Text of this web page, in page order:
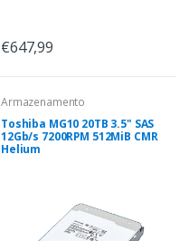
€647,99
Armazenamento
Toshiba MG10 20TB 3.5" SAS
12Gb/s 7200RPM 512MiB CMR
Helium